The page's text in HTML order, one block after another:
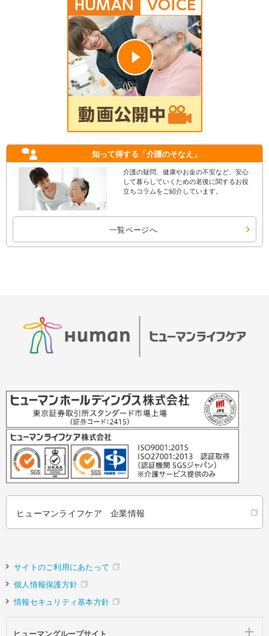
知って得する 「介護のそなえ」
介護の疑問、健康やお金の不安など、安心
して暮らしていくための老後に関するお役
立ちコラムをご紹介しています。
一覧ページへ
ヒューマンライフケア 企業情報
サイトのご利用にあたって
個人情報保護方針
情報セキュリティ基本方針
ヒューマングループサイト